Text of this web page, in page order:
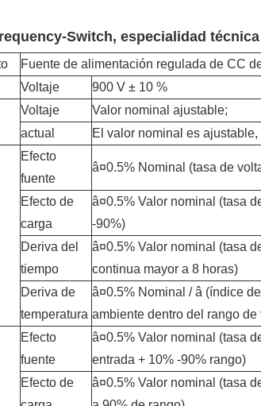
Switch, especialidad
Fuente de alimentación regulada de CC
Voltaje 900 V ± 10 %
Voltaje
Valor nominal ajustable;
actual
El valor nominal es
Efecto
fuente
â¤0.5% Nominal (tasa de
Efecto de
carga
â¤0.5% Valor nominal (tasa
-90%)
Deriva del
tiempo
â¤0.5% Valor nominal (tasa
continua mayor a 8 horas)
Deriva de
temperatura
â¤0.5% Nominal / â (índice
ambiente dentro del rango
Efecto
fuente
â¤0.5% Valor nominal (tasa
entrada + 10% -90% rango)
Efecto de
â¤0.5% Valor nominal (tasa